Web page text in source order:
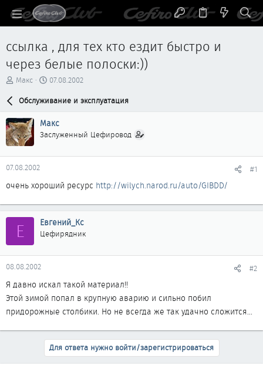
ссылка , для тех кто ездит быстро и
через белые полоски:))
А
р
т
е
м
ы
Макс
Д
т
н
а
а
07.08.2002
Обслуживание и эксплуатация
Макс
Заслуженный Цефировод
07.08.2002 #1
очень хороший ресурс http://wilych.narod.ru/auto/GIBDD/
Е Евгений_Кс
Цефирядник
08.08.2002 #2
Я давно искал такой материал!!
Этой зимой попал в крупную аварию и сильно побил
придорожные столбики. Но не всегда же так удачно сложится...
Для ответа нужно войти/зарегистрироваться